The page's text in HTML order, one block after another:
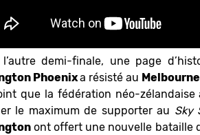
l’autre demi-finale, une page
Phoenixa résisté au
que la fédération néo-
le maximum de supporter au Sky
ont offert une nouvelle bataille